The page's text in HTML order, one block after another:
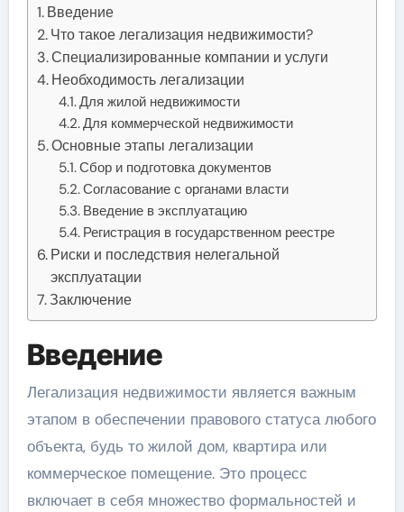
Введение
Что такое легализация недвижимости?
Специализированные компании и услуги
Необходимость легализации
Для жилой недвижимости
Для коммерческой недвижимости
Основные этапы легализации
Сбор и подготовка документов
Согласование с органами власти
Введение в эксплуатацию
Регистрация в государственном реестре
Риски и последствия нелегальной
эксплуатации
Заключение
Введение
Легализация недвижимости является важным
этапом в обеспечении правового статуса любого
объекта, будь то жилой дом, квартира или
коммерческое помещение. Это процесс
включает в себя множество формальностей и